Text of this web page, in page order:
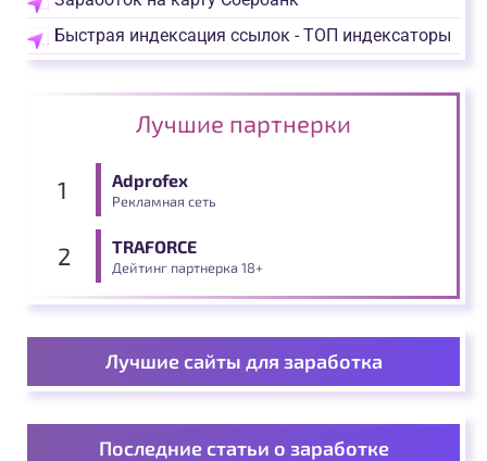
Быстрая индексация ссылок - ТОП индексаторы
Лучшие партнерки
Adprofex
Рекламная сеть
TRAFORCE
Дейтинг партнерка 18+
Лучшие сайты для заработка
Последние статьи о заработке